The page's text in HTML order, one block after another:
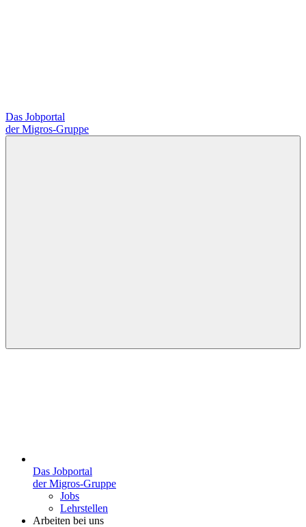
Das Jobportal
der Migros-Gruppe
Das Jobportal
der Migros-Gruppe
Jobs
Lehrstellen
Arbeiten bei uns